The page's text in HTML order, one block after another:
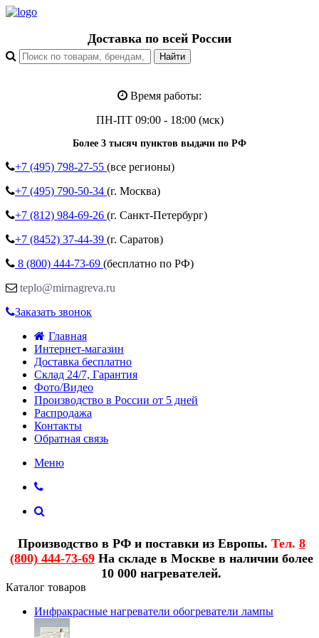
Доставка по всей России
Время работы:
ПН-ПТ 09:00 - 18:00 (мск)
Более 3 тысяч пунктов выдачи по РФ
+7 (495) 798-27-55 (все регионы)
+7 (495) 790-50-34 (г. Москва)
+7 (812) 984-69-26 (г. Санкт-Петербург)
+7 (8452) 37-44-39 (г. Саратов)
8 (800) 444-73-69 (бесплатно по РФ)
teplo@mirnagreva.ru
Заказать звонок
Главная
Интернет-магазин
Доставка бесплатно
Склад 24/7, Гарантия
Фото/Видео
Производство в России от 5 дней
Распродажа
Контакты
Обратная связь
Меню
Производство в РФ и поставки из Европы. Тел. 8
(800) 444-73-69На складе в Москве в наличии более
10 000 нагревателей.
Каталог товаров
Инфракрасные нагреватели обогреватели лампы